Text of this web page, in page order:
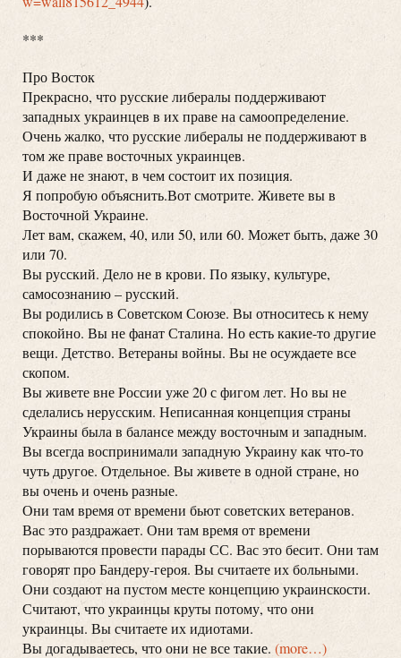
***
Про Восток
Прекрасно, что русские либералы поддерживают
западных украинцев в их праве на самоопределение.
Очень жалко, что русские либералы не поддерживают в
том же праве восточных украинцев.
И даже не знают, в чем состоит их позиция.
Я попробую объяснить.Вот смотрите. Живете вы в
Восточной Украине.
Лет вам, скажем, 40, или 50, или 60. Может быть, даже 30
или 70.
Вы русский. Дело не в крови. По языку, культуре,
самосознанию – русский.
Вы родились в Советском Союзе. Вы относитесь к нему
спокойно. Вы не фанат Сталина. Но есть какие-то другие
вещи. Детство. Ветераны войны. Вы не осуждаете все
скопом.
Вы живете вне России уже 20 с фигом лет. Но вы не
сделались нерусским. Неписанная концепция страны
Украины была в балансе между восточным и западным.
Вы всегда воспринимали западную Украину как что-то
чуть другое. Отдельное. Вы живете в одной стране, но
вы очень и очень разные.
Они там время от времени бьют советских ветеранов.
Вас это раздражает. Они там время от времени
порываются провести парады СС. Вас это бесит. Они там
говорят про Бандеру-героя. Вы считаете их больными.
Они создают на пустом месте концепцию украинскости.
Считают, что украинцы круты потому, что они
украинцы. Вы считаете их идиотами.
Вы догадываетесь, что они не все такие. (more…)